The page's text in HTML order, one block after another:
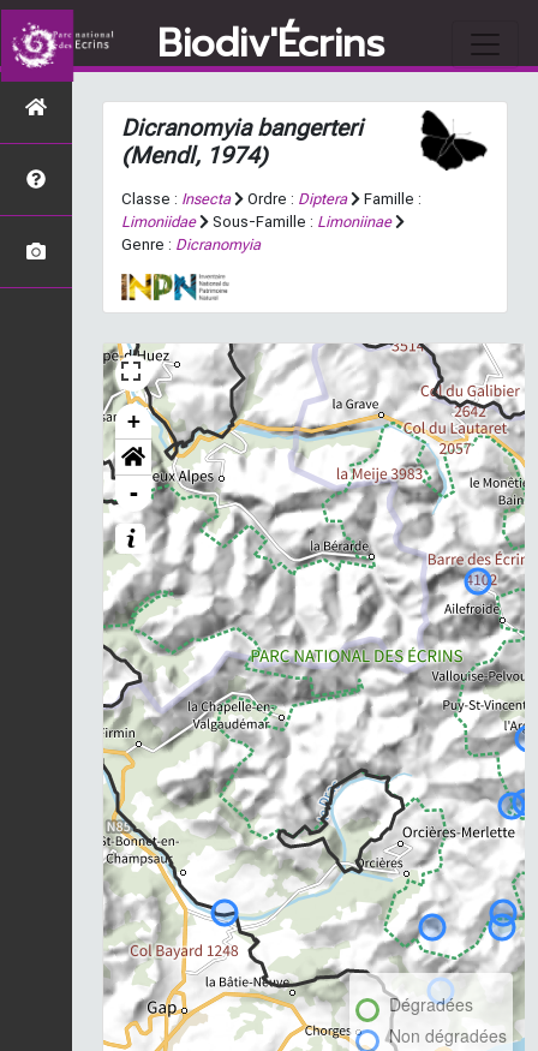
Biodiv'Écrins
Dicranomyia bangerteri
(Mendl, 1974)
Classe : Insecta Ordre : Diptera
Famille :
Limoniidae
Sous-Famille : Limoniinae
Genre : Dicranomyia
+
-
Dégradées
Non dégradées